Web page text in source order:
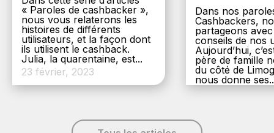
« Paroles de cashbacker »,
nous vous relaterons les
histoires de différents
utilisateurs, et la façon dont
ils utilisent le cashback.
Julia, la quarentaine, est...
23 février, 2023
Dans nos
Cashbackers,
partageons
conseils de nos
Aujourd’hui,
père de famille
du côté de
nous donne